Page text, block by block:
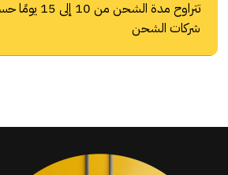
تتراوح مدة
شركات الشحن